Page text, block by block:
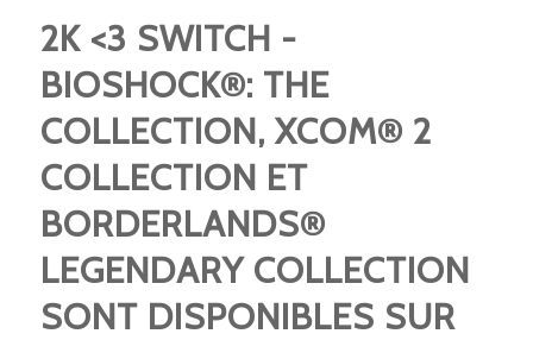
2K <3 SWITCH -
BIOSHOCK®: THE
COLLECTION, XCOM® 2
COLLECTION ET
BORDERLANDS®
LEGENDARY COLLECTION
SONT DISPONIBLES SUR